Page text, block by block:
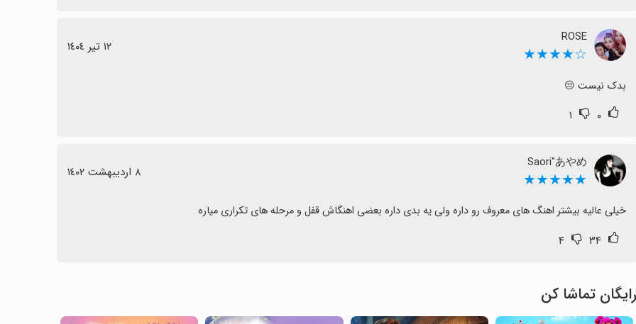
ROSE
☆★★★★ ١٢ تیر ١٤٠٤
بدک نیست 😒
۰ ۱
Saori"あやめ
★★★★★ ٨ اردیبهشت ١٤٠٢
خیلی عالیه بیشتر اهنگ های معروف رو داره ولی یه بدی داره بعضی اهنگاش قفل و مرحله های تکراری میاره
۳۴ ۴
رایگان تماشا کن